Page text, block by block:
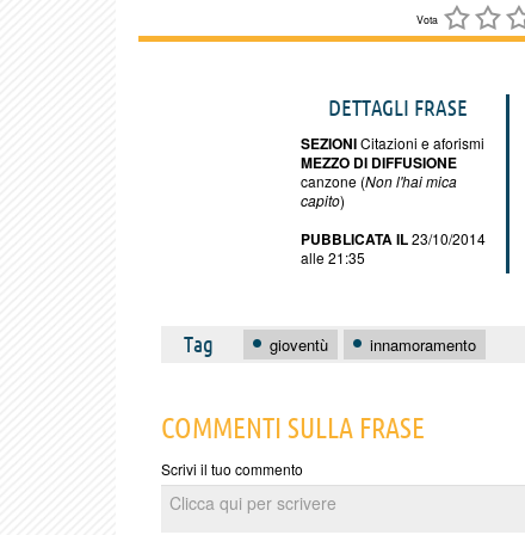
Vota
DETTAGLI FRASE
SEZIONICitazioni e aforismi
MEZZO DI DIFFUSIONE
canzone (Non l'hai mica
capito)
PUBBLICATA IL23/10/2014
alle 21:35
Tag gioventù innamoramento
COMMENTI SULLA FRASE
Scrivi il tuo commento